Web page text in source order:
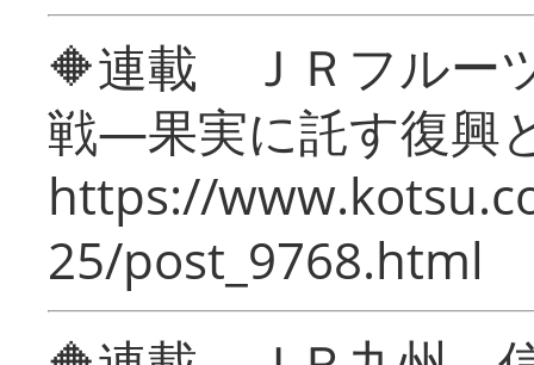
🔶連載 ＪＲフルー
戦―果実に託す復興
https://
25/post_9768.html